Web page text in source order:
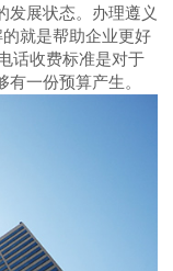
发展状态。办理遵义
就是帮助企业更好
话收费标准是对于
一份预算产生。